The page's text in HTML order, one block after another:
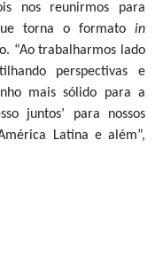
nos reunirmos para
torna o formato in
“Ao trabalharmos lado
perspectivas e
mais sólido para a
juntos’ para nossos
Latina e além”,